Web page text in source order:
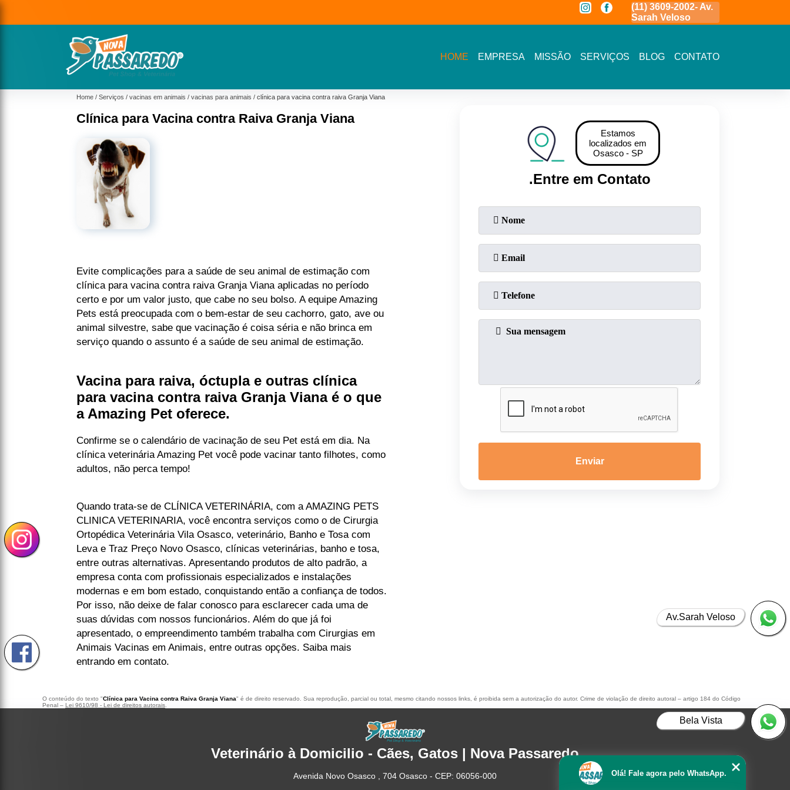
(11) 3591-7778 - Av.
(11) 3609-2002- Av.
Sarah Veloso
HOME EMPRESA MISSÃO SERVIÇOS BLOG CONTATO
Home Serviços vacinas em animais vacinas para animais clínica para vacina contra raiva Granja Viana
Clínica para Vacina contra Raiva Granja Viana
Evite complicações para a saúde de seu animal de estimação com
clínica para vacina contra raiva Granja Viana aplicadas no período
certo e por um valor justo, que cabe no seu bolso. A equipe Amazing
Pets está preocupada com o bem-estar de seu cachorro, gato, ave ou
animal silvestre, sabe que vacinação é coisa séria e não brinca em
serviço quando o assunto é a saúde de seu animal de estimação.
Vacina para raiva, óctupla e outras clínica
para vacina contra raiva Granja Viana é o que
a Amazing Pet oferece.
Confirme se o calendário de vacinação de seu Pet está em dia. Na
clínica veterinária Amazing Pet você pode vacinar tanto filhotes, como
adultos, não perca tempo!
Quando trata-se de CLÍNICA VETERINÁRIA, com a AMAZING PETS
CLINICA VETERINARIA, você encontra serviços como o de Cirurgia
Ortopédica Veterinária Vila Osasco, veterinário, Banho e Tosa com
Leva e Traz Preço Novo Osasco, clínicas veterinárias, banho e tosa,
entre outras alternativas. Apresentando produtos de alto padrão, a
empresa conta com profissionais especializados e instalações
modernas e em bom estado, conquistando então a confiança de todos.
Por isso, não deixe de falar conosco para esclarecer cada uma de
suas dúvidas com nossos funcionários. Além do que já foi
apresentado, o empreendimento também trabalha com Cirurgias em
Animais Vacinas em Animais, entre outras opções. Saiba mais
entrando em contato.
.Entre em Contato
Estamos
localizados em
Osasco - SP
Enviar
O conteúdo do texto "Clínica para Vacina contra Raiva Granja Viana" é de direito reservado. Sua reprodução, parcial ou total, mesmo citando nossos links, é proibida sem a autorização do autor. Crime de violação de direito autoral – artigo 184 do Código
Penal – Lei 9610/98 - Lei de direitos autorais.
Veterinário à Domicilio - Cães, Gatos | Nova Passaredo
Avenida Novo Osasco , 704 Osasco - CEP: 06056-000 Olá! Fale agora pelo WhatsApp.
Av.Sarah Veloso
Bela Vista